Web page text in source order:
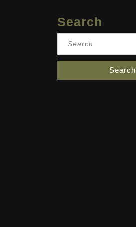
Search